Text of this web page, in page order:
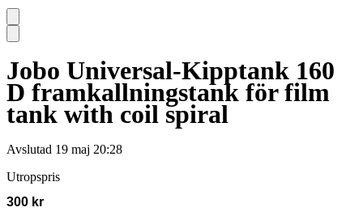
Jobo Universal-Kipptank 160
D framkallningstank för film
tank with coil spiral
Avslutad 19 maj 20:28
Utropspris
300 kr